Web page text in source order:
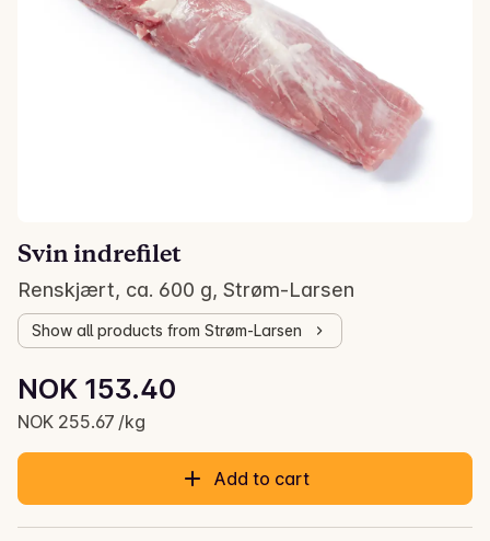
Svin indrefilet
Renskjært, ca. 600 g, Strøm-Larsen
Show all products from Strøm-Larsen
Current price is: NOK 153.40
NOK 153.40
NOK 255.67 /kg
Unit price: NOK 255.67 /kg
Add to cart